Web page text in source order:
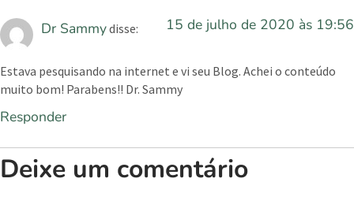
Dr Sammydisse: 15 de julho de 2020 às 19:56
Estava pesquisando na internet e vi seu Blog. Achei o conteúdo
muito bom! Parabens!! Dr. Sammy
Responder
Deixe um comentário